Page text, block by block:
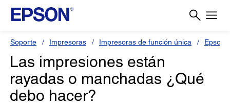
Soporte Impresoras Impresoras de función única Epson
Las impresiones están
rayadas o manchadas ¿Qué
debo hacer?